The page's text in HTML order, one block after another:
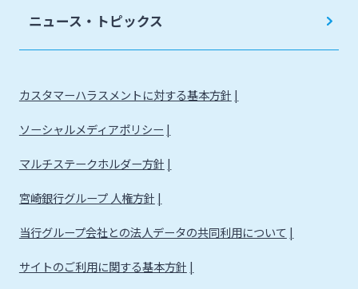
ニュース・トピックス
カスタマーハラスメントに対する基本方針
ソーシャルメディアポリシー
マルチステークホルダー方針
宮崎銀行グループ 人権方針
当行グループ会社との法人データの共同利用について
サイトのご利用に関する基本方針